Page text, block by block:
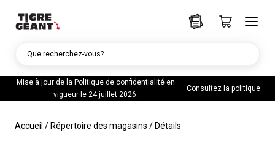
Mise à jour de la Politique de confidentialité en
vigueur le 24 juillet 2026.
Consultez la politique
Que recherchez-vous?
Accueil / Répertoire des magasins / Détails